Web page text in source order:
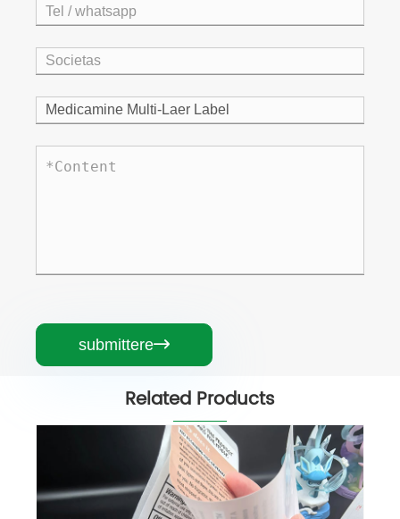
submittere
Related Products